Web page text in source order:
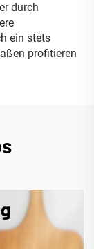
durch
ein stets
profitieren